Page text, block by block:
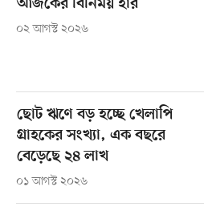
আজকের বিনিময় হার
০২ আগস্ট ২০২৬
ছোট ঋণে বড় হচ্ছে খেলাপি
গ্রাহকের সংখ্যা, এক বছরে
বেড়েছে ২৪ লাখ
০১ আগস্ট ২০২৬